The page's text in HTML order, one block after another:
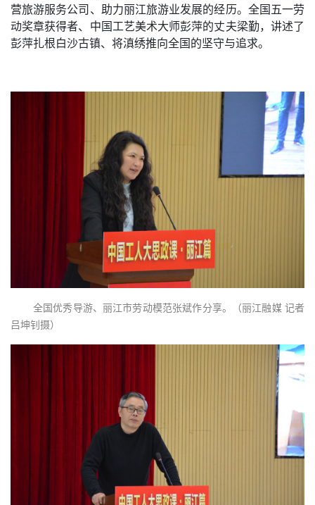
营旅游服务公司、助力丽江旅游业发展的经历。全国五一劳
动奖章获得者、中国工艺美术大师彭萍的丈夫梁勤，讲述了
彭萍扎根白沙古镇、将滇绣推向全国的坚守与追求。
全国优秀导游、丽江市劳动模范张斌作分享。（丽江融媒 记者
吕坤钊摄）